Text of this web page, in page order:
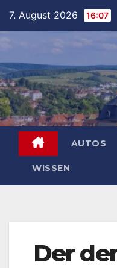
content
7. August 2026 16:07
AUTOS
WISSEN
Der